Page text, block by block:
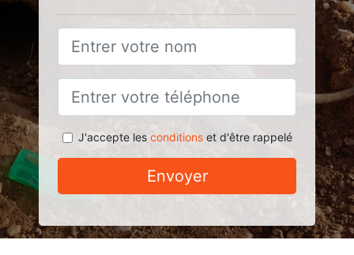
J'accepte les conditionset d'être rappelé
Envoyer